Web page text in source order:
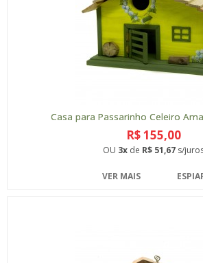
Casa para Passarinho Celeiro
R$ 155,00
OU 3x de R$ 51,67 s/
VER MAIS